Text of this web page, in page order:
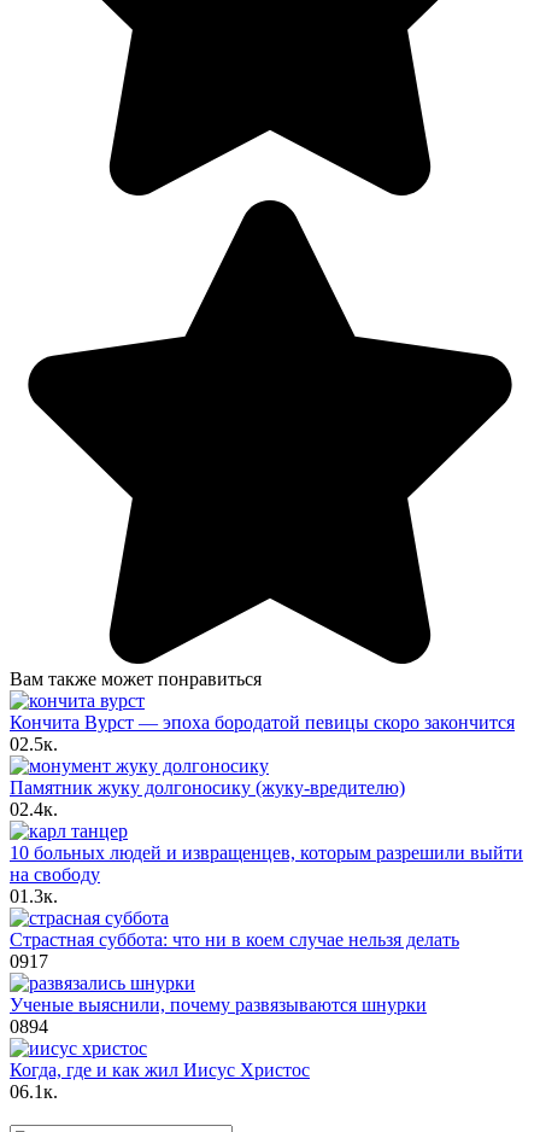
Вам также может понравиться
Кончита Вурст — эпоха бородатой певицы скоро закончится
02.5к.
Памятник жуку долгоносику (жуку-вредителю)
02.4к.
10 больных людей и извращенцев, которым разрешили выйти
на свободу
01.3к.
Страстная суббота: что ни в коем случае нельзя делать
0917
Ученые выяснили, почему развязываются шнурки
0894
Когда, где и как жил Иисус Христос
06.1к.